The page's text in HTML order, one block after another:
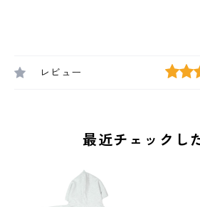
レビュー
最近チェックし